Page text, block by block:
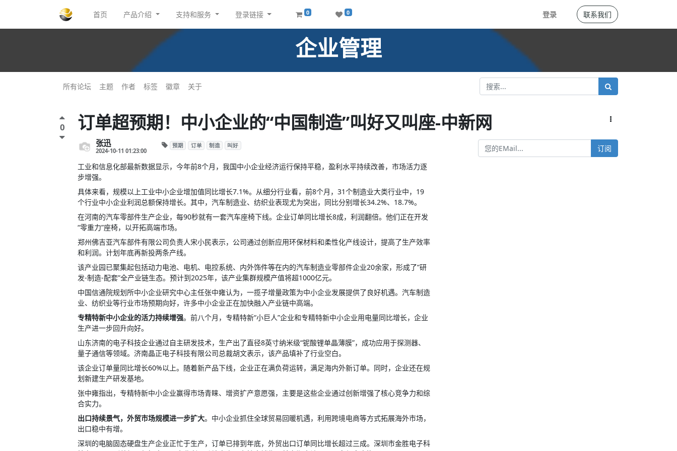
首页 产品介绍 支持和服务 登录链接 0 0 登录 联系我们
企业管理
所有论坛 主题 作者 标签 徽章 关于
0 订单超预期！中小企业的“中国制造”叫好又叫座-中新网
张迅
2024-10-11 01:23:00 订阅
预期 订单 制造 叫好
工业和信息化部最新数据显示，今年前8个月，我国中小企业经济运行保持平稳，盈利水平持续改善，市场活力逐
步增强。
具体来看，规模以上工业中小企业增加值同比增长7.1%。从细分行业看，前8个月，31个制造业大类行业中，19
个行业中小企业利润总额保持增长。其中，汽车制造业、纺织业表现尤为突出，同比分别增长34.2%、18.7%。
在河南的汽车零部件生产企业，每90秒就有一套汽车座椅下线。企业订单同比增长8成，利润翻倍。他们正在开发
“零重力”座椅，以开拓高端市场。
郑州佛吉亚汽车部件有限公司负责人宋小民表示，公司通过创新应用环保材料和柔性化产线设计，提高了生产效率
和利润。计划年底再新投两条产线。
该产业园已聚集起包括动力电池、电机、电控系统、内外饰件等在内的汽车制造业零部件企业20余家，形成了“研
发-制造-配套”全产业链生态。预计到2025年，该产业集群规模产值将超1000亿元。
中国信通院规划所中小企业研究中心主任张中雍认为，一揽子增量政策为中小企业发展提供了良好机遇。汽车制造
业、纺织业等行业市场预期向好，许多中小企业正在加快融入产业链中高端。
专精特新中小企业的活力持续增强。前八个月，专精特新“小巨人”企业和专精特新中小企业用电量同比增长，企业
生产进一步回升向好。
山东济南的电子科技企业通过自主研发技术，生产出了直径8英寸纳米级“铌酸锂单晶薄膜”，成功应用于探测器、
量子通信等领域。济南晶正电子科技有限公司总裁胡文表示，该产品填补了行业空白。
该企业订单量同比增长60%以上。随着新产品下线，企业正在满负荷运转，满足海内外新订单。同时，企业还在规
划新建生产研发基地。
张中雍指出，专精特新中小企业赢得市场青睐、增资扩产意愿强，主要是这些企业通过创新增强了核心竞争力和综
合实力。
出口持续景气，外贸市场规模进一步扩大。中小企业抓住全球贸易回暖机遇，利用跨境电商等方式拓展海外市场，
出口稳中有增。
深圳的电脑固态硬盘生产企业正忙于生产，订单已排到年底，外贸出口订单同比增长超过三成。深圳市金胜电子科